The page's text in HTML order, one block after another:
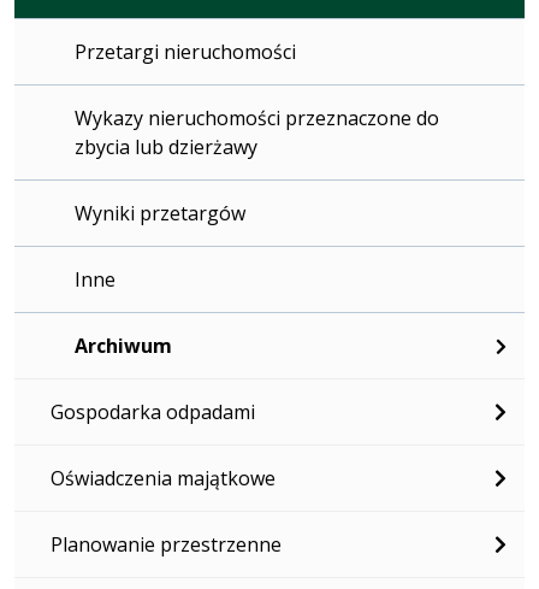
Przetargi nieruchomości
Wykazy nieruchomości przeznaczone do
zbycia lub dzierżawy
Wyniki przetargów
Inne
Archiwum
Gospodarka odpadami
Oświadczenia majątkowe
Planowanie przestrzenne